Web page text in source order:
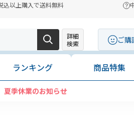
込以上購入で送料無料
詳細
検索
ご
ランキング 商品特集